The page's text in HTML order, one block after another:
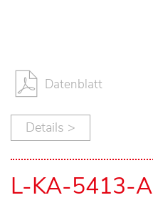
Datenblatt
Details >
L-KA-5413-A